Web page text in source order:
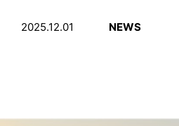
2025.12.01 NEWS